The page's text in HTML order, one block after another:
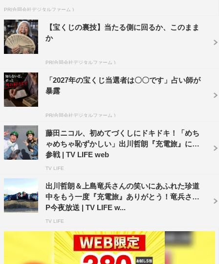
アレックス・ラミレス 出川哲朗
出川哲朗の充電させてもらえませんか？
水谷隼
PR(合同会社デジタルファーム )
【宝くじの裏技】当たる側に回るか、このまま
か
PR(合同会社デジタルファーム )
「2027年の宝くじ当選者は〇〇です」占い師が
暴露
PR(合同会社デジタルファーム )
藤田ニコル、初めてづくしにドキドキ！「めち
ゃめちゃ恥ずかしい」出川哲朗『充電旅』に初
参戦 | TV LIFE web
TV LIFE
出川哲朗＆上島竜兵さんの笑いにあふれた珍道
中をもう一度『充電旅』ありがとう！竜兵さんS
P今夜放送 | TV LIFE w...
TV LIFE